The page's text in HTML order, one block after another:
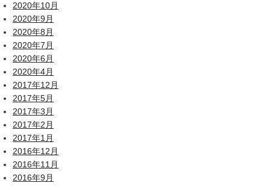
2020年10月
2020年9月
2020年8月
2020年7月
2020年6月
2020年4月
2017年12月
2017年5月
2017年3月
2017年2月
2017年1月
2016年12月
2016年11月
2016年9月